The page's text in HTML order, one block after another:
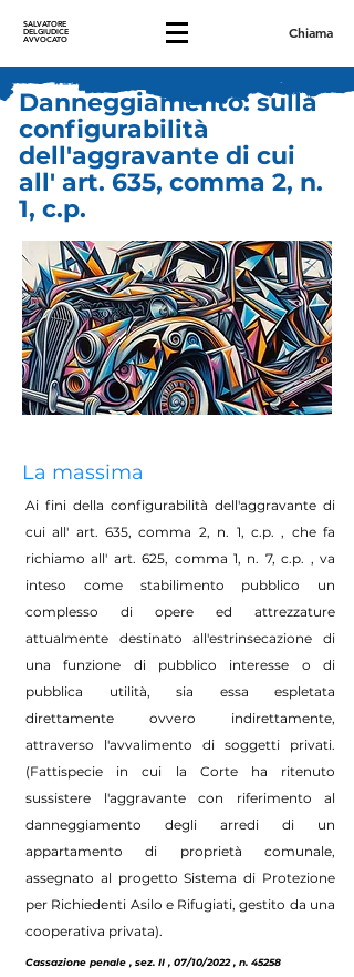
SALVATORE
DELGIUDICE
AVVOCATO Chiama
Danneggiamento: sulla
configurabilità
dell'aggravante di cui
all' art. 635, comma 2, n.
1, c.p.
La massima
Ai fini della configurabilità dell'aggravante di
cui all' art. 635, comma 2, n. 1, c.p. , che fa
richiamo all' art. 625, comma 1, n. 7, c.p. , va
inteso come stabilimento pubblico un
complesso di opere ed attrezzature
attualmente destinato all'estrinsecazione di
una funzione di pubblico interesse o di
pubblica utilità, sia essa espletata
direttamente ovvero indirettamente,
attraverso l'avvalimento di soggetti privati.
(Fattispecie in cui la Corte ha ritenuto
sussistere l'aggravante con riferimento al
danneggiamento degli arredi di un
appartamento di proprietà comunale,
assegnato al progetto Sistema di Protezione
per Richiedenti Asilo e Rifugiati, gestito da una
cooperativa privata).
Cassazione penale , sez. II , 07/10/2022 , n. 45258